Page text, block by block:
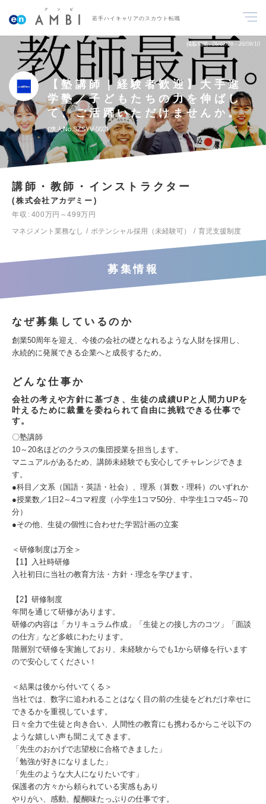
若手ハイキャリアのスカウト転職
掲載期間 26/07/28～26/08/10
【塾講師｜経験者歓迎】大手進
学塾／子どもたちの力を伸ばし
て、ご活躍いただけませんか。
求人No.SZSYV-002
講師・教師・インストラクター
株式会社アカデミー
年収
400万円～499万円
マネジメント業務なし
ポテンシャル採用（未経験可） 育児支援制度
募集情報
なぜ募集しているのか
創業50周年を迎え、今後の会社の礎となれるような人財を採用し、
永続的に発展できる企業へと成長するため。
どんな仕事か
会社の考えや方針に基づき、生徒の成績UPと人間力UPを
叶えるために裁量を委ねられて自由に挑戦できる仕事で
す。
〇塾講師
10～20名ほどのクラスの集団授業を担当します。
マニュアルがあるため、講師未経験でも安心してチャレンジできま
す。
●科目／文系（国語・英語・社会）、理系（算数・理科）のいずれか
●授業数／1日2～4コマ程度（小学生1コマ50分、中学生1コマ45～70
分）
●その他、生徒の個性に合わせた学習計画の立案
＜研修制度は万全＞
【1】入社時研修
入社初日に当社の教育方法・方針・理念を学びます。
【2】研修制度
年間を通じて研修があります。
研修の内容は「カリキュラム作成」「生徒との接し方のコツ」「面談
の仕方」など多岐にわたります。
階層別で研修を実施しており、未経験からでも1から研修を行います
ので安心してください！
＜結果は後から付いてくる＞
当社では、数字に追われることはなく目の前の生徒をどれだけ幸せに
できるかを重視しています。
日々全力で生徒と向き合い、人間性の教育にも携わるからこそ以下の
ような嬉しい声も聞こえてきます。
「先生のおかげで志望校に合格できました」
「勉強が好きになりました」
「先生のような大人になりたいです」
保護者の方々から頼られている実感もあり
やりがい、感動、醍醐味たっぷりの仕事です。